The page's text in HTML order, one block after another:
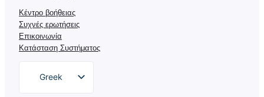
Κέντρο βοήθειας
Συχνές ερωτήσεις
Επικοινωνία
Κατάσταση Συστήματος
Greek